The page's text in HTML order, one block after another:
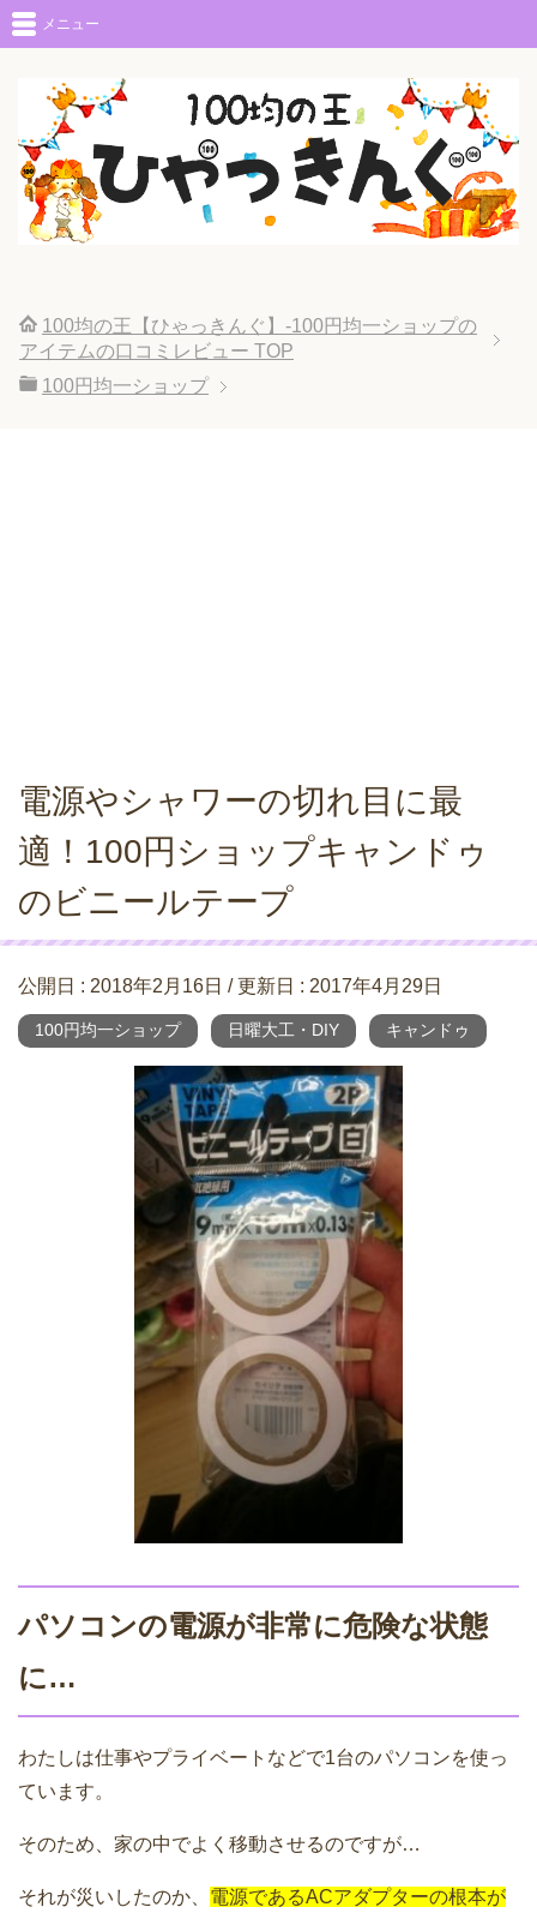
メニュー
100均の王【ひゃっきんぐ】-100円均一ショップの
アイテムの口コミレビュー TOP
100円均一ショップ
電源やシャワーの切れ目に最
適！100円ショップキャンドゥ
のビニールテープ
公開日 : 2018年2月16日 / 更新日 : 2017年4月29日
100円均一ショップ 日曜大工・DIY キャンドゥ
パソコンの電源が非常に危険な状態
に…
わたしは仕事やプライベートなどで1台のパソコンを使っ
ています。
そのため、家の中でよく移動させるのですが…
それが災いしたのか、 電源であるACアダプターの根本が